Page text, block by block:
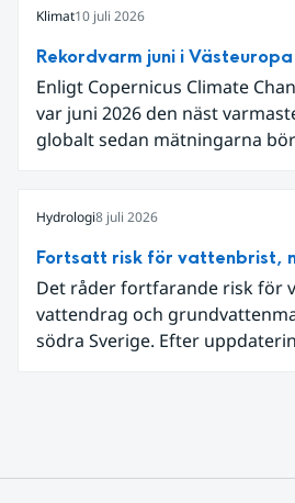
och att det på en del håll då
nederbördsmängder.
Klimat10 juli 2026
Rekordvarm juni i Västeuropa
Enligt Copernicus Climate
var juni 2026 den näst
globalt sedan mätningarna
begränsar oss till Västeuropa
varmaste juni. Detta
extrem hetta i slutet av
ytvattentemperaturer var den
uppmätts för en juni månad,
en framväxande El Niño i Stilla
Hydrologi8 juli 2026
Fortsatt risk för vattenbrist,
Det råder fortfarande risk för
vattendrag och
södra Sverige. Efter
vakthavande hydrolog på